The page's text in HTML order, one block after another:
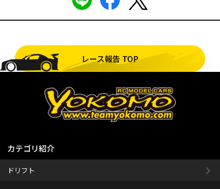
レース報告 TOP
カテゴリ紹介
ドリフト